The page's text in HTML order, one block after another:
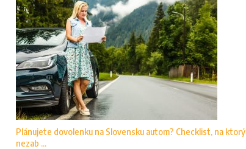
Plánujete dovolenku na Slovensku autom? Checklist, na ktorý
nezab ...